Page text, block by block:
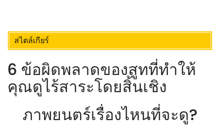
สไตล์เกียร์
6 ข้อผิดพลาดของสูทที่ทำให้
คุณดูไร้สาระโดยสิ้นเชิง
ภาพยนตร์เรื่องไหนที่จะดู?